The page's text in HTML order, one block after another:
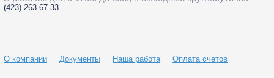
(423) 263-67-33
О компании Документы Наша работа Оплата счетов